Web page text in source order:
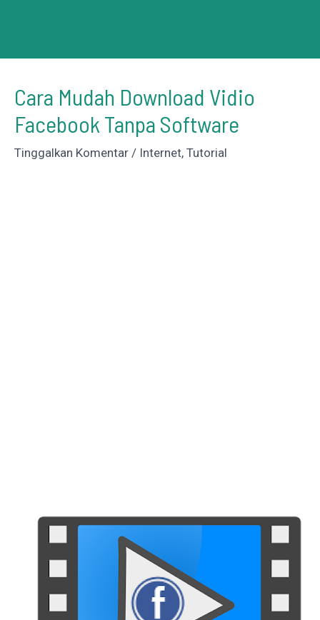
Cara Mudah Download Vidio
Facebook Tanpa Software
Tinggalkan Komentar / Internet, Tutorial